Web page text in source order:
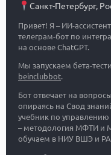
Санкт-Петербург,
Привет! Я – ИИ-
телеграм-бот по
на основе ChatGPT.
Мы запускаем бета-
beinclubbot.
Бот отвечает на
опираясь на Свод
учебник по
– методология МФТИ и
обучаем в НИУ ВШЭ и